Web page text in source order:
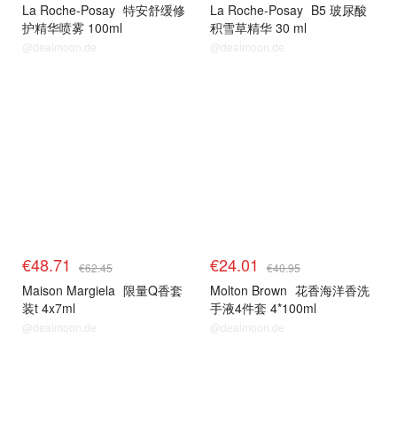
La Roche-Posay 特安舒缓修
护精华喷雾 100ml
@dealmoon.de
La Roche-Posay B5 玻尿酸
积雪草精华 30 ml
@dealmoon.de
€48.71 €62.45
Maison Margiela 限量Q香套
装t 4x7ml
@dealmoon.de
€24.01 €40.95
Molton Brown 花香海洋香洗
手液4件套 4*100ml
@dealmoon.de